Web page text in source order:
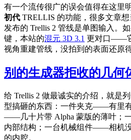
有一个流传很广的误会值得在这里
初代 TRELLIS 的功能，很多文章
发布的 Trellis 2 管线是单图输入。
键，本站的混元 3D 3.1 更对口——
视角重建管线，没拍到的表面还原
别的生成器拒收的几何
给 Trellis 2 做最诚实的介绍，就是
型搞砸的东西：一件夹克——有里
——几十片带 Alpha 蒙版的薄叶；
内部结构；一台机械组件——相机
的内腔。